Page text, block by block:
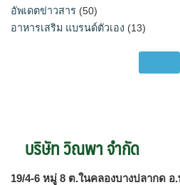
อัพเดตข่าวสาร (50)
อาหารเสริม แบรนด์ตัวเอง (13)
บริษัท วิณพา จำกัด
19/4-6 หมู่ 8 ต.ในคลองบางปลากด อ